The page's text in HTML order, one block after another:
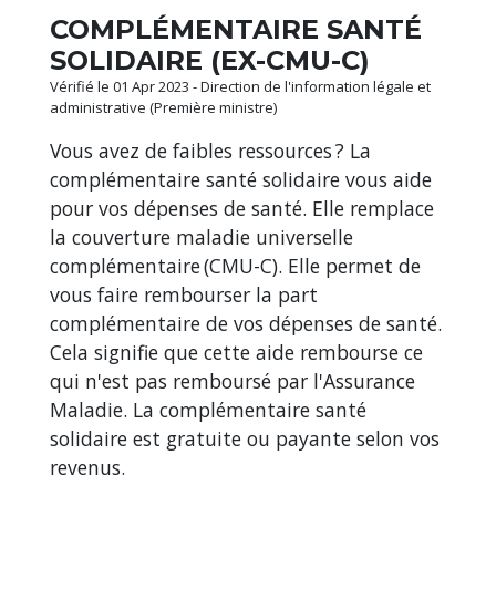
COMPLÉMENTAIRE SANTÉ
SOLIDAIRE (EX-CMU-C)
Vérifié le 01 Apr 2023 - Direction de l'information légale et
administrative (Première ministre)
Vous avez de faibles ressources ? La
complémentaire santé solidaire vous aide
pour vos dépenses de santé. Elle remplace
la couverture maladie universelle
complémentaire (CMU-C). Elle permet de
vous faire rembourser la part
complémentaire de vos dépenses de santé.
Cela signifie que cette aide rembourse ce
qui n'est pas remboursé par l'Assurance
Maladie. La complémentaire santé
solidaire est gratuite ou payante selon vos
revenus.